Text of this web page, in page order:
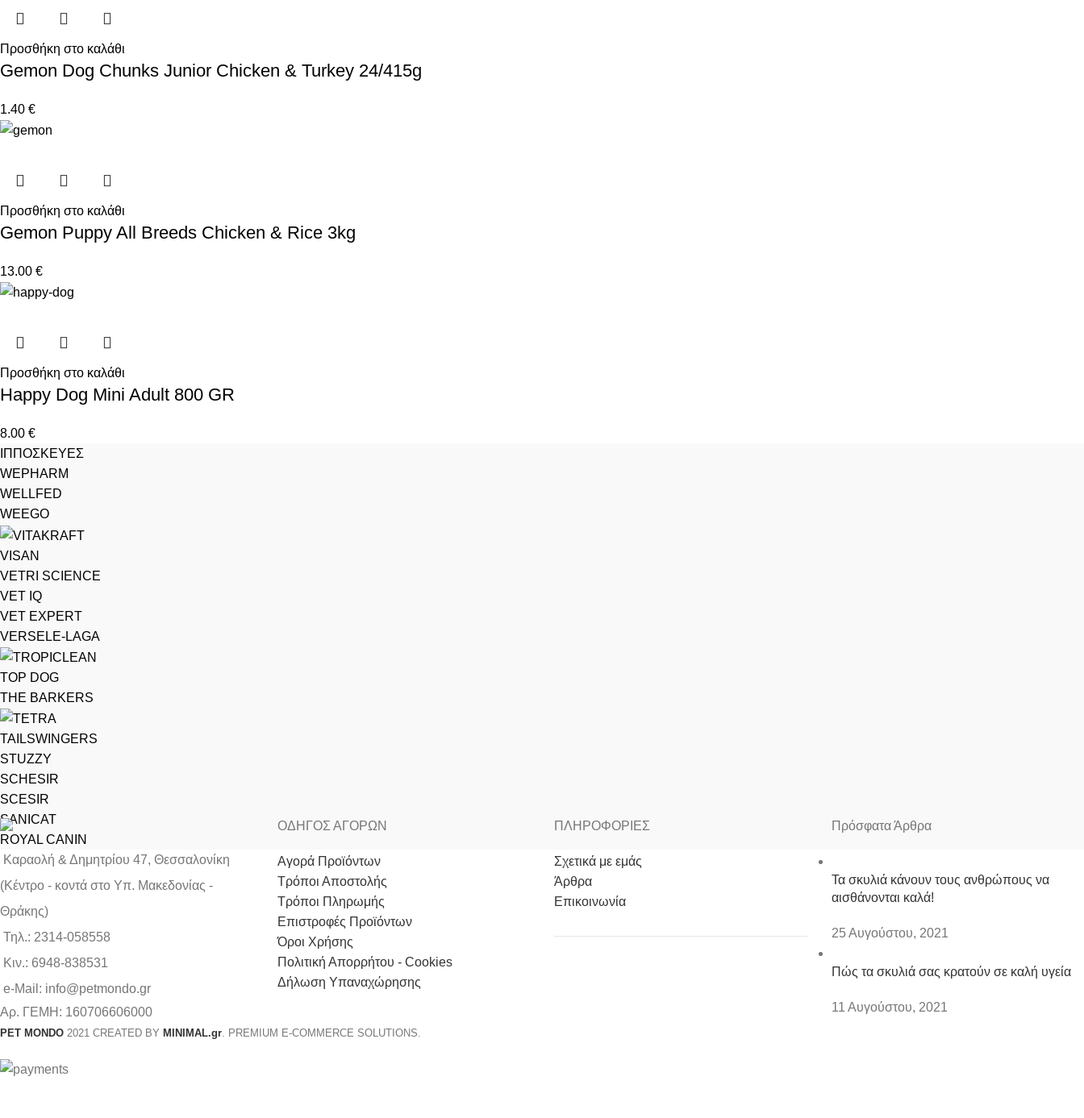
Προσθήκη στο καλάθι
Gemon Dog Chunks Junior Chicken & Turkey 24/415g
1.40 €
Προσθήκη στο καλάθι
Gemon Puppy All Breeds Chicken & Rice 3kg
13.00 €
Προσθήκη στο καλάθι
Happy Dog Mini Adult 800 GR
8.00 €
ΙΠΠΟΣΚΕΥΕΣ
WEPHARM
WELLFED
WEEGO
VISAN
VETRI SCIENCE
VET IQ
VET EXPERT
VERSELE-LAGA
TOP DOG
THE BARKERS
TAILSWINGERS
STUZZY
SCHESIR
SCESIR
SANICAT
ROYAL CANIN
Καραολή & Δημητρίου 47, Θεσσαλονίκη
(Kέντρο - κοντά στο Yπ. Μακεδονίας -
Θράκης)
Τηλ.: 2314-058558
Κιν.: 6948-838531
e-Mail: info@petmondo.gr
Aρ. ΓΕΜΗ: 160706606000
ΟΔΗΓΟΣ ΑΓΟΡΩΝ
Αγορά Προϊόντων
Τρόποι Αποστολής
Τρόποι Πληρωμής
Επιστροφές Προϊόντων
Όροι Χρήσης
Πολιτική Απορρήτου - Cookies
Δήλωση Υπαναχώρησης
ΠΛΗΡΟΦΟΡΙΕΣ
Σχετικά με εμάς
Άρθρα
Επικοινωνία
Πρόσφατα Άρθρα
Τα σκυλιά κάνουν τους ανθρώπους να
αισθάνονται καλά!
25 Αυγούστου, 2021
Πώς τα σκυλιά σας κρατούν σε καλή υγεία
11 Αυγούστου, 2021
PET MONDO 2021 CREATED BY MINIMAL.gr . PREMIUM E-COMMERCE SOLUTIONS.